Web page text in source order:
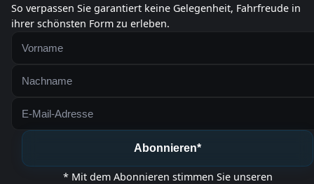
So verpassen Sie garantiert keine Gelegenheit, Fahrfreude in
ihrer schönsten Form zu erleben.
Abonnieren*
* Mit dem Abonnieren stimmen Sie unseren